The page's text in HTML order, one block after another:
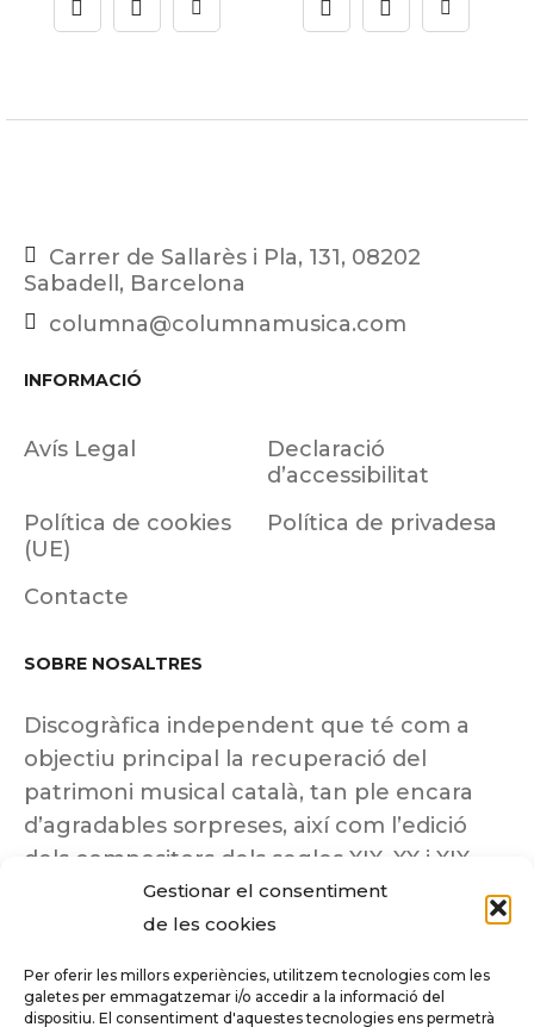
Gestionar el consentiment
de les cookies
Per oferir les millors experiències, utilitzem tecnologies com les
galetes per emmagatzemar i/o accedir a la informació del
dispositiu. El consentiment d'aquestes tecnologies ens permetrà
Carrer de Sallarès i Pla, 131, 08202
Sabadell, Barcelona
columna@columnamusica.com
INFORMACIÓ
Avís Legal
Declaració
d’accessibilitat
Política de cookies
(UE)
Política de privadesa
Contacte
SOBRE NOSALTRES
Discogràfica independent que té com a
objectiu principal la recuperació del
patrimoni musical català, tan ple encara
d’agradables sorpreses, així com l’edició
dels compositors dels segles XIX, XX i XIX
insuficientment coneguts.